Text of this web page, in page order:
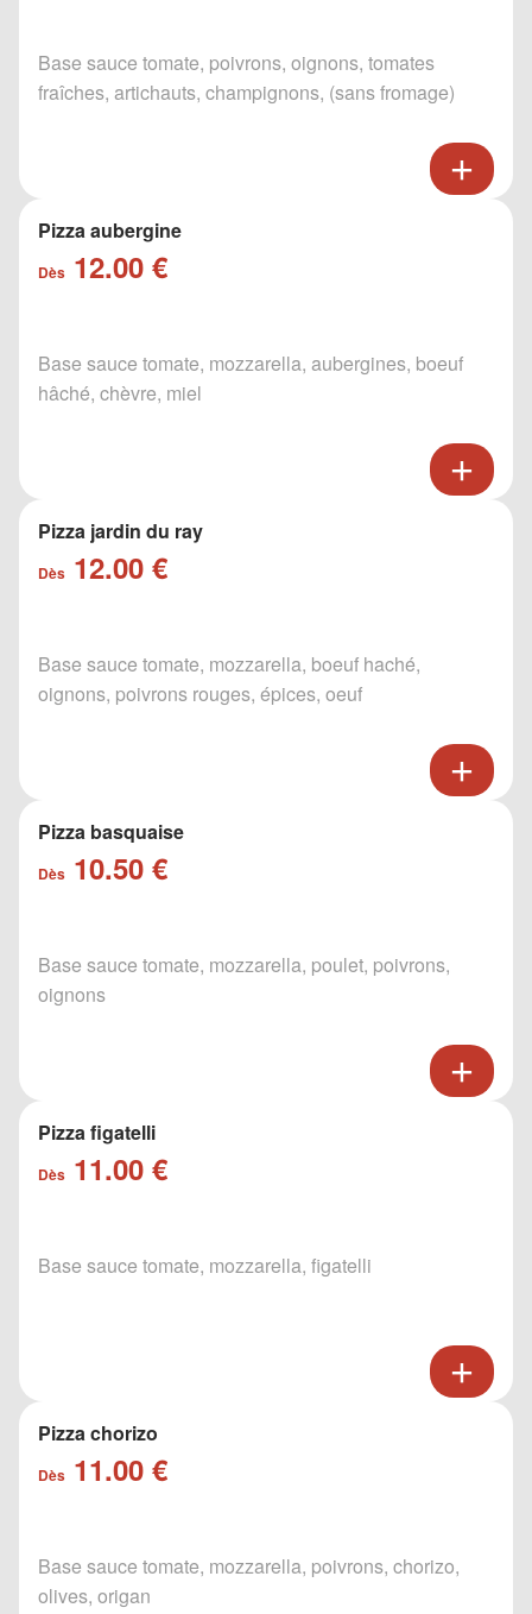
Base sauce tomate, poivrons, oignons, tomates
fraîches, artichauts, champignons, (sans fromage)
Pizza aubergine
Dès 12.00 €
Base sauce tomate, mozzarella, aubergines, boeuf
hâché, chèvre, miel
Pizza jardin du ray
Dès 12.00 €
Base sauce tomate, mozzarella, boeuf haché,
oignons, poivrons rouges, épices, oeuf
Pizza basquaise
Dès 10.50 €
Base sauce tomate, mozzarella, poulet, poivrons,
oignons
Pizza figatelli
Dès 11.00 €
Base sauce tomate, mozzarella, figatelli
Pizza chorizo
Dès 11.00 €
Base sauce tomate, mozzarella, poivrons, chorizo,
olives, origan